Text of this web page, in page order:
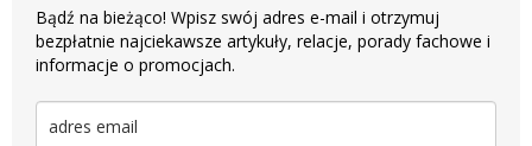
Bądź na bieżąco! Wpisz swój adres e-mail i otrzymuj
bezpłatnie najciekawsze artykuły, relacje, porady fachowe i
informacje o promocjach.